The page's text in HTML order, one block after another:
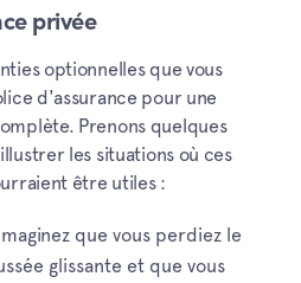
privée
optionnelles que vous
d'assurance pour une
Prenons quelques
les situations où ces
être utiles :
que vous perdiez le
glissante et que vous